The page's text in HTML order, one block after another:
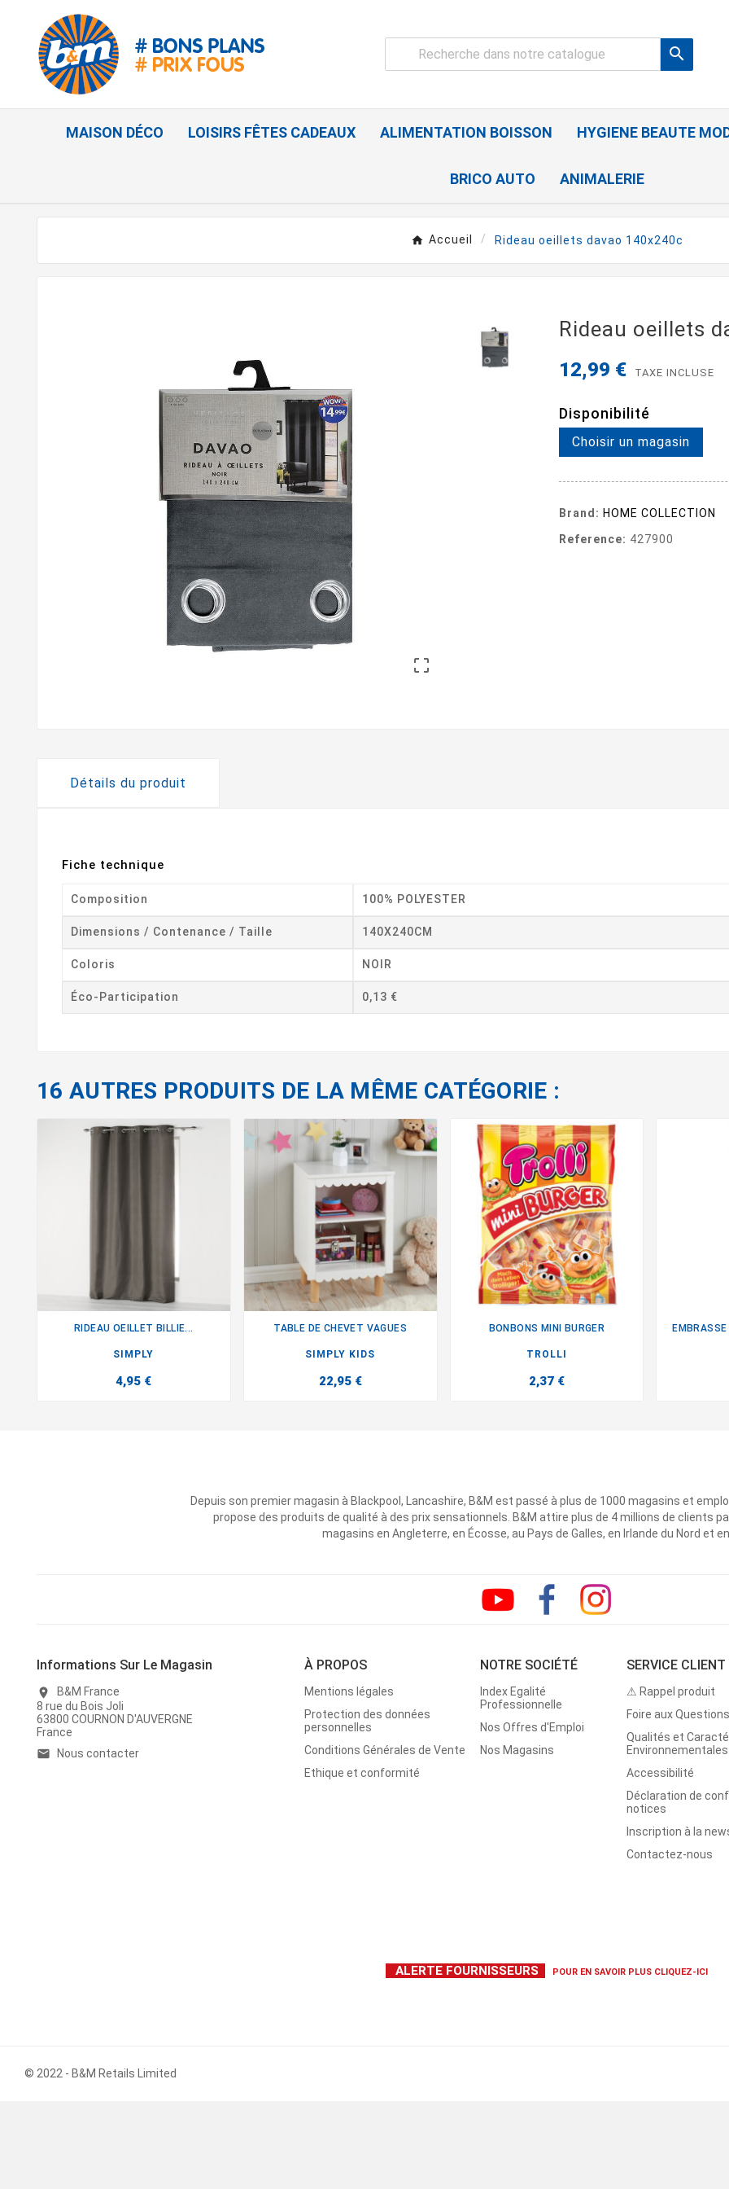

MAISON DÉCO LOISIRS FÊTES CADEAUX ALIMENTATION BOISSON HYGIENE BEAUTE
BRICO AUTO ANIMALERIE
Accueil Rideau oeillets davao 140x240c

Rideau oeillets
12,99 € TAXE INCLUSE
Disponibilité
Choisir un magasin
Brand: HOME COLLECTION
Reference: 427900
Détails du produit
Fiche technique
Composition 100% POLYESTER
Dimensions / Contenance / Taille 140X240CM
Coloris NOIR
Éco-Participation 0,13 €
16 AUTRES PRODUITS DE LA MÊME CATÉGORIE :
RIDEAU OEILLET BILLIE...
SIMPLY
4,95 €
TABLE DE CHEVET VAGUES
SIMPLY KIDS
22,95 €
BONBONS MINI BURGER
TROLLI
2,37 €
Depuis son premier magasin à Blackpool, Lancashire, B&M est passé à plus de 1000 magasins et
propose des produits de qualité à des prix sensationnels. B&M attire plus de 4 millions de clients
magasins en Angleterre, en Écosse, au Pays de Galles, en Irlande du Nord et
Informations Sur Le Magasin
location_on
B&M France
8 rue du Bois Joli
63800 COURNON D'AUVERGNE
France
email Nous contacter
À PROPOS
Mentions légales
Protection des données
personnelles
Conditions Générales de Vente
Ethique et conformité
NOTRE SOCIÉTÉ
Index Egalité
Professionnelle
Nos Offres d'Emploi
Nos Magasins
SERVICE CLIENT
⚠ Rappel produit
Foire aux
Qualités et
Environnementales
Accessibilité
Déclaration de
notices
Inscription à la
Contactez-nous
ALERTE FOURNISSEURS POUR EN SAVOIR PLUS CLIQUEZ-ICI
© 2022 - B&M Retails Limited